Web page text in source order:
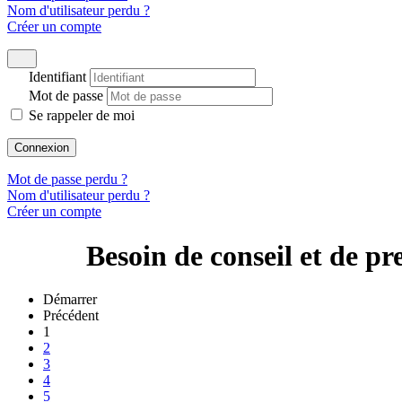
Nom d'utilisateur perdu ?
Créer un compte
Identifiant
Mot de passe
Se rappeler de moi
Connexion
Mot de passe perdu ?
Nom d'utilisateur perdu ?
Créer un compte
Besoin de conseil et de
Démarrer
Précédent
1
2
3
4
5